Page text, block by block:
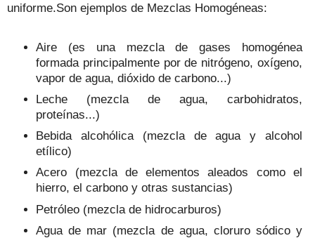
uniforme.Son ejemplos de Mezclas Homogéneas:
Aire (es una mezcla de gases homogénea
formada principalmente por de nitrógeno, oxígeno,
vapor de agua, dióxido de carbono...)
Leche (mezcla de agua, carbohidratos,
proteínas...)
Bebida alcohólica (mezcla de agua y alcohol
etílico)
Acero (mezcla de elementos aleados como el
hierro, el carbono y otras sustancias)
Petróleo (mezcla de hidrocarburos)
Agua de mar (mezcla de agua, cloruro sódico y